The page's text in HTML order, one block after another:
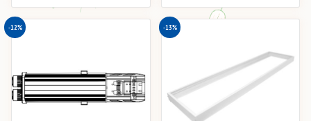
6,098 ден.5,335 ден.
6,308 ден.
-12% -13%